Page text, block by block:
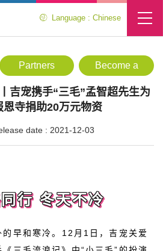
Language : Chinese
Partners
Become a
Partner
吉宠携手“三毛”孟智超先生为
恩寺捐助20万元物资
date : 2021-12-03
行 冬天不冷
的早和寒冷。12月1日，吉宠关爱